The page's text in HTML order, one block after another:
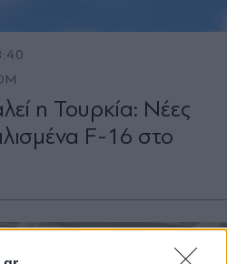
η Τουρκία: Νέες
F-16 στο